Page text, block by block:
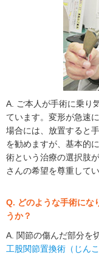
A. ご本人が手術に乗り
ています。変形が急速
場合には、放置すると
を勧めますが、基本的
術という治療の選択肢
さんの希望を尊重してい
Q. どのような手術に
うか？
A. 関節の傷んだ部分を
工股関節置換術（じん